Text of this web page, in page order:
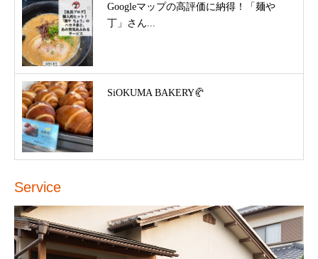
Googleマップの高評価に納得！「麺や
丁」さん...
SiOKUMA BAKERY🥐
Service